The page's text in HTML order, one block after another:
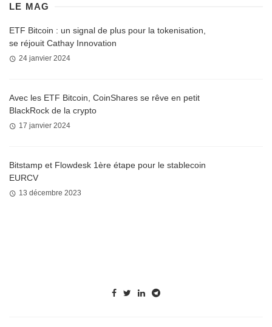
LE MAG
ETF Bitcoin : un signal de plus pour la tokenisation,
se réjouit Cathay Innovation
24 janvier 2024
Avec les ETF Bitcoin, CoinShares se rêve en petit
BlackRock de la crypto
17 janvier 2024
Bitstamp et Flowdesk 1ère étape pour le stablecoin
EURCV
13 décembre 2023